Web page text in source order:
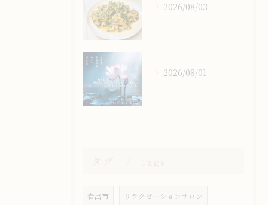
2026/08/03
2026/08/01
岩出市 リラクゼーションサロン